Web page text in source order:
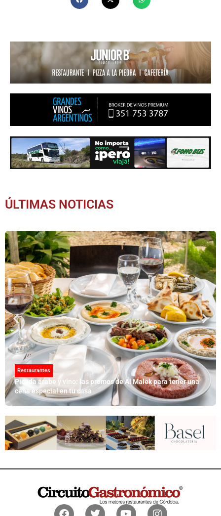
ÚLTIMAS NOTICIAS
Restaurantes
Picada árabe y vino: las promos de Al Malek para tener una
cena especial en tu casa
FacebookTwitterYoutubeInstagram